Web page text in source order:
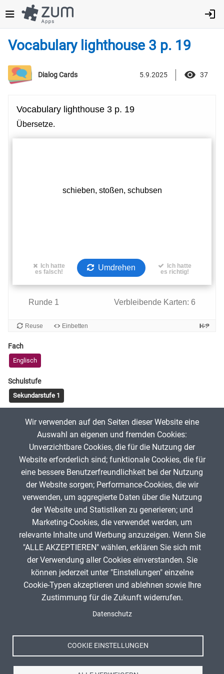
zum
Inhalt
Vocabulary lighthouse 3 p. 19
Dialog Cards 5.9.2025 37
Fach
Englisch
Schulstufe
Sekundarstufe 1
vocabulary
5. September 2025
App melden
ANZEIGE
Spenden
Impressum
Wir verwenden auf den Seiten dieser Website eine
Auswahl an eigenen und fremden Cookies:
Unverzichtbare Cookies, die für die Nutzung der
Website erforderlich sind; funktionale Cookies, die für
eine bessere Benutzerfreundlichkeit bei der Nutzung
der Website sorgen; Performance-Cookies, die wir
verwenden, um aggregierte Daten über die Nutzung
der Website und Statistiken zu generieren; und
Marketing-Cookies, die verwendet werden, um
relevante Inhalte und Werbung anzuzeigen. Wenn Sie
"ALLE AKZEPTIEREN" wählen, erklären Sie sich mit
der Verwendung aller Cookies einverstanden. Sie
können jederzeit unter "Einstellungen" einzelne
Cookie-Typen akzeptieren und ablehnen sowie Ihre
Zustimmung für die Zukunft widerrufen.
Datenschutz
COOKIE EINSTELLUNGEN